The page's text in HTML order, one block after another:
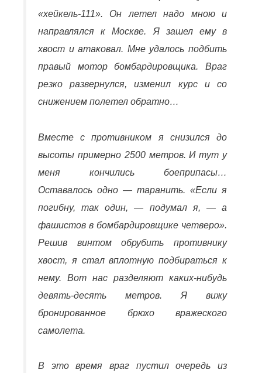
«хейкель-111». Он летел надо мною и
направлялся к Москве. Я зашел ему в
хвост и атаковал. Мне удалось подбить
правый мотор бомбардировщика. Враг
резко развернулся, изменил курс и со
снижением полетел обратно…
Вместе с противником я снизился до
высоты примерно 2500 метров. И тут у
меня кончились боеприпасы…
Оставалось одно — таранить. «Если я
погибну, так один, — подумал я, — а
фашистов в бомбардировщике четверо».
Решив винтом обрубить противнику
хвост, я стал вплотную подбираться к
нему. Вот нас разделяют каких-нибудь
девять-десять метров. Я вижу
бронированное брюхо вражеского
самолета.
В это время враг пустил очередь из